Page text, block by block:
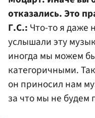
отказались. Это
Г.С.: Что-то я даже
услышали эту
иногда мы можем
категоричными.
он приносил нам
за что мы не будем